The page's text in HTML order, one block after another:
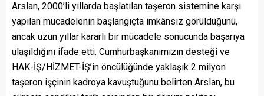
Arslan, 2000’li yıllarda başlatılan taşeron sistemine karşı
yapılan mücadelenin başlangıçta imkânsız görüldüğünü,
ancak uzun yıllar kararlı bir mücadele sonucunda başarıya
ulaşıldığını ifade etti. Cumhurbaşkanımızın desteği ve
HAK-İŞ/HİZMET-İŞ’in öncülüğünde yaklaşık 2 milyon
taşeron işçinin kadroya kavuştuğunu belirten Arslan, bu